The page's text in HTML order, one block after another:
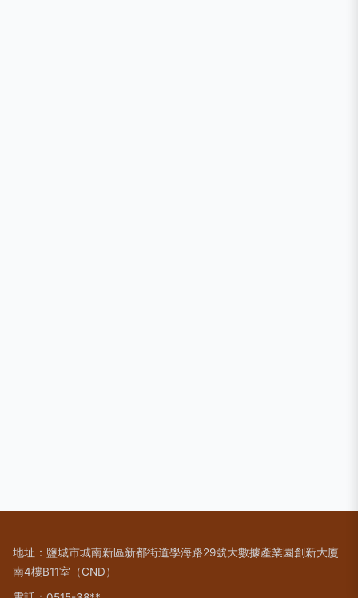
地址：鹽城市城南新區新都街道學海路29號大數據產業園創新大廈
南4樓B11室（CND）